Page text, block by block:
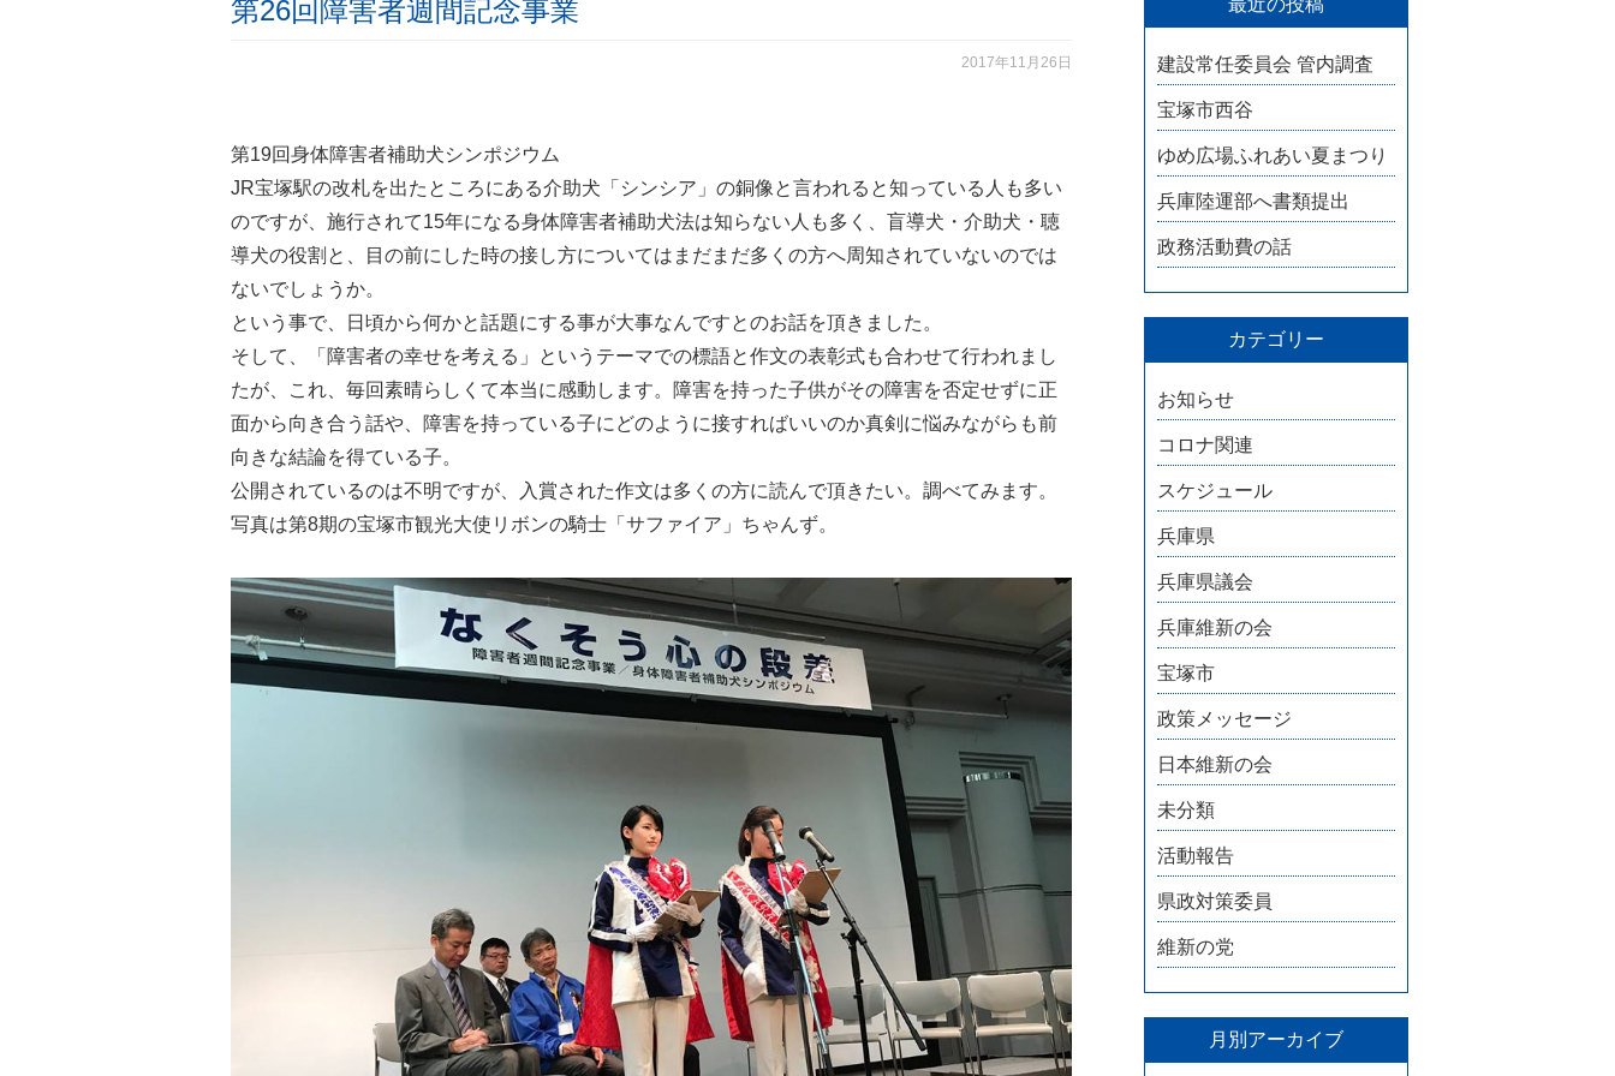
第26回障害者週間記念事業
2017年11月26日
第19回身体障害者補助犬シンポジウム
JR宝塚駅の改札を出たところにある介助犬「シンシア」の銅像と言われると知っている人も多い
のですが、施行されて15年になる身体障害者補助犬法は知らない人も多く、盲導犬・介助犬・聴
導犬の役割と、目の前にした時の接し方についてはまだまだ多くの方へ周知されていないのでは
ないでしょうか。
という事で、日頃から何かと話題にする事が大事なんですとのお話を頂きました。
そして、「障害者の幸せを考える」というテーマでの標語と作文の表彰式も合わせて行われまし
たが、これ、毎回素晴らしくて本当に感動します。障害を持った子供がその障害を否定せずに正
面から向き合う話や、障害を持っている子にどのように接すればいいのか真剣に悩みながらも前
向きな結論を得ている子。
公開されているのは不明ですが、入賞された作文は多くの方に読んで頂きたい。調べてみます。
写真は第8期の宝塚市観光大使リボンの騎士「サファイア」ちゃんず。
最近の投稿
建設常任委員会 管内調査
宝塚市西谷
ゆめ広場ふれあい夏まつり
兵庫陸運部へ書類提出
政務活動費の話
カテゴリー
お知らせ
コロナ関連
スケジュール
兵庫県
兵庫県議会
兵庫維新の会
宝塚市
政策メッセージ
日本維新の会
未分類
活動報告
県政対策委員
維新の党
月別アーカイブ